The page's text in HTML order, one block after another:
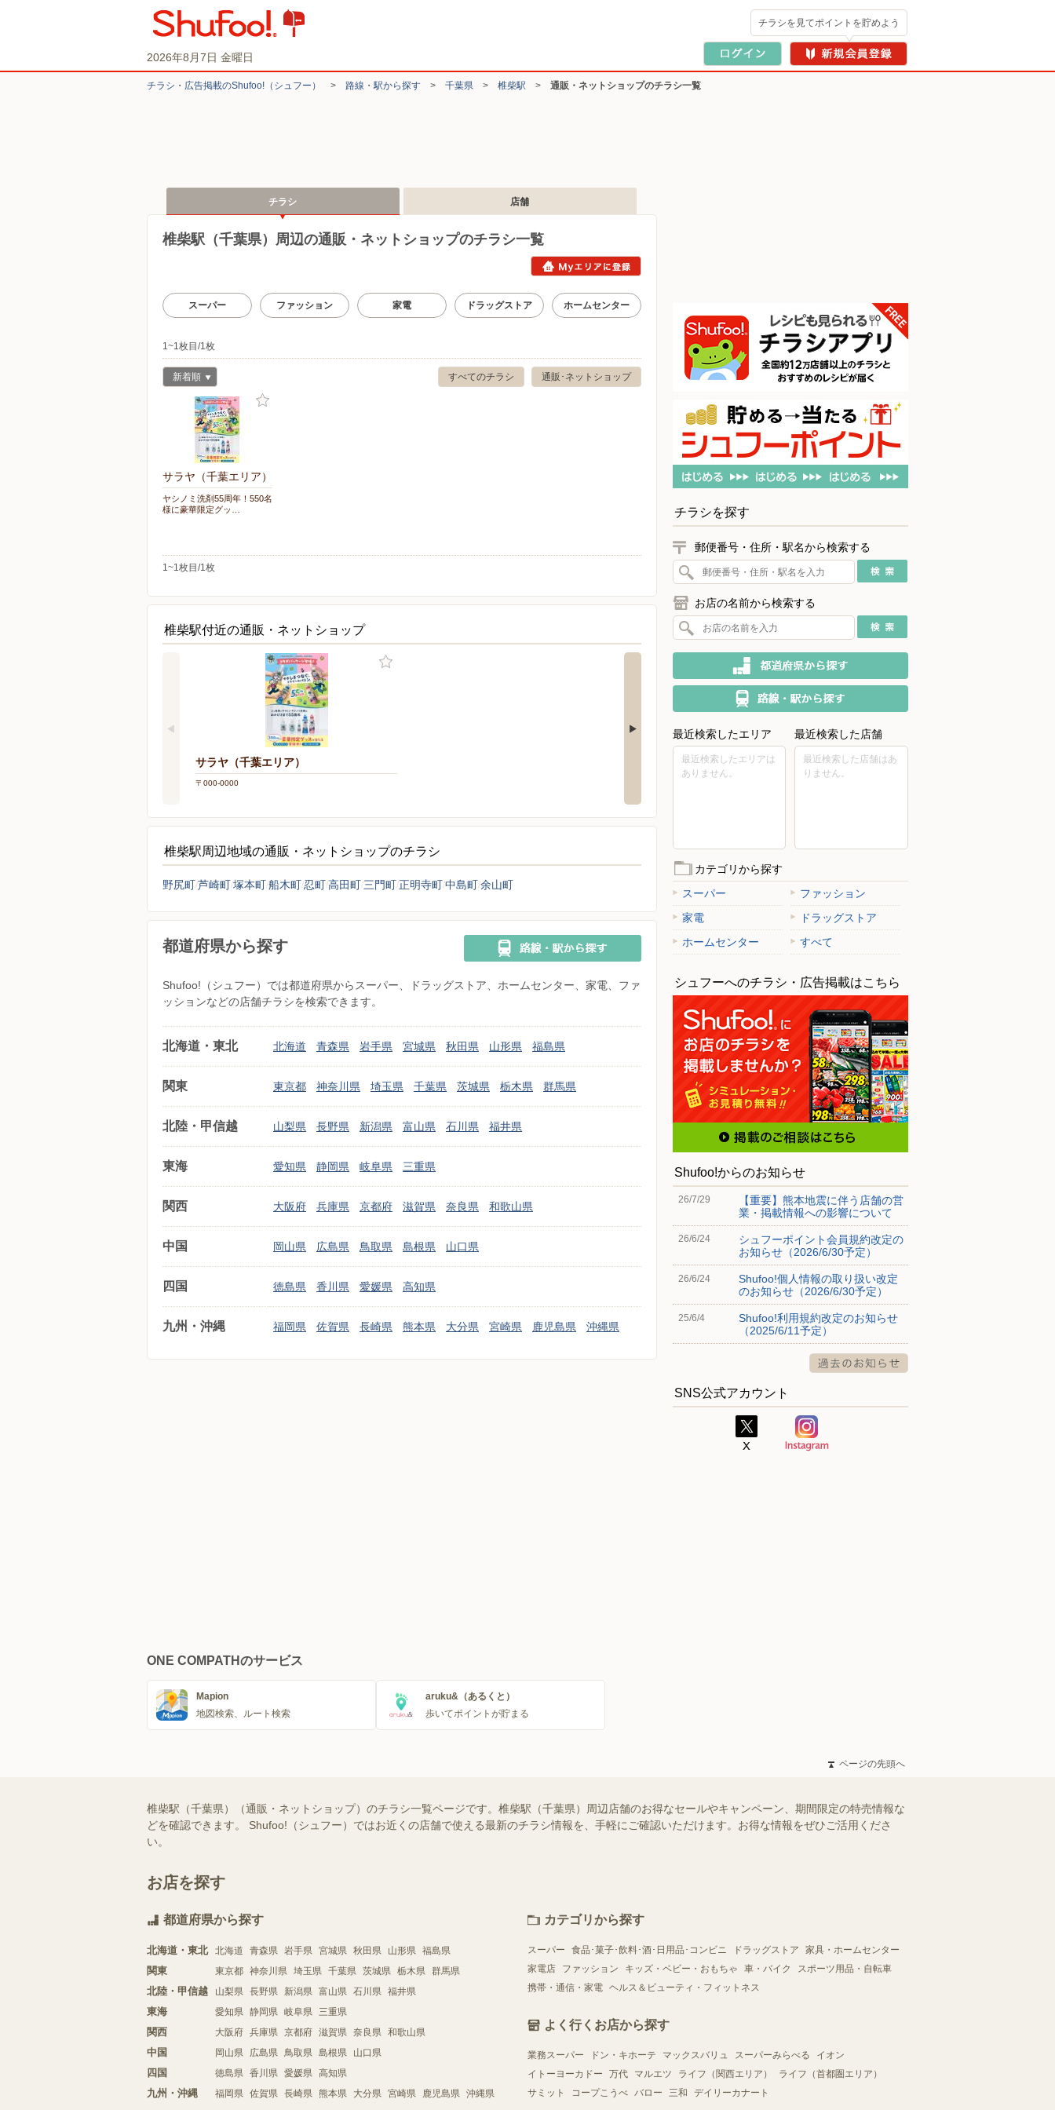
2026年8月7日 金曜日
チラシを見てポイントを貯めよう
チラシ・​広告掲載の​Shufoo!​（シュフー） > 路線・駅から探す > 千葉県 > 椎柴駅 > 通販・ネットショップのチラシ一覧
チラシ 店舗
椎柴駅（千葉県）周辺の通販・ネットショップのチラシ一覧
スーパー ファッション 家電 ドラッグストア ホームセンター
1~1枚目/1枚
通販･ネットショップ
すべてのチラシ
新着順
サラヤ（千葉エリア）
ヤシノミ洗剤55周年！550名
様に豪華限定グッ…
1~1枚目/1枚
椎柴駅付近の通販・ネットショップ
サラヤ（千葉エリア）
〒000-0000
椎柴駅周辺地域の通販・ネットショップのチラシ
野尻町芦崎町塚本町船木町 忍町高田町 三門町正明寺町中島町余山町
都道府県から探す
Shufoo!（シュフー）では都道府県からスーパー、ドラッグストア、ホームセンター、家電、ファ
ッションなどの店舗チラシを検索できます。
北海道・東北 北海道 青森県 岩手県 宮城県 秋田県 山形県 福島県
関東 東京都 神奈川県 埼玉県 千葉県 茨城県 栃木県 群馬県
北陸・甲信越 山梨県 長野県 新潟県 富山県 石川県 福井県
東海 愛知県 静岡県 岐阜県 三重県
関西 大阪府 兵庫県 京都府 滋賀県 奈良県 和歌山県
中国 岡山県 広島県 鳥取県 島根県 山口県
四国 徳島県 香川県 愛媛県 高知県
九州・沖縄 福岡県 佐賀県 長崎県 熊本県 大分県 宮崎県 鹿児島県 沖縄県
チラシを探す
郵便番号・住所・駅名から検索する
お店の名前から検索する
最近検索したエリア
最近検索したエリアは
ありません。
最近検索した店舗
最近検索した店舗はあ
りません。
カテゴリから探す
スーパー
ファッション
家電
ドラッグストア
ホームセンター
すべて
シュフーへのチラシ・広告掲載はこちら
Shufoo!からのお知らせ
26/7/29
【重要】熊本地震に伴う店舗の営
業・掲載情報への影響について
26/6/24
シュフーポイント会員規約改定の
お知らせ（2026/6/30予定）
26/6/24
Shufoo!個人情報の取り扱い改定
のお知らせ（2026/6/30予定）
25/6/4
Shufoo!利用規約改定のお知らせ
（2025/6/11予定）
SNS公式アカウント
ONE COMPATHのサービス
Mapion
地図検索、ルート検索
aruku&（あるくと）
歩いてポイントが貯まる
ページの先頭へ
椎柴駅（千葉県）（通販・ネットショップ）のチラシ一覧ページです。椎柴駅（千葉県）周辺店舗のお得なセールやキャンペーン、期間限定の特売情報な
どを確認できます。 Shufoo!（シュフー）ではお近くの店舗で使える最新のチラシ情報を、手軽にご確認いただけます。お得な情報をぜひご活用くださ
い。
お店を探す
都道府県から探す
北海道・東北 北海道 青森県 岩手県 宮城県 秋田県 山形県 福島県
関東 東京都 神奈川県 埼玉県 千葉県 茨城県 栃木県 群馬県
北陸・甲信越 山梨県 長野県 新潟県 富山県 石川県 福井県
東海 愛知県 静岡県 岐阜県 三重県
関西 大阪府 兵庫県 京都府 滋賀県 奈良県 和歌山県
中国 岡山県 広島県 鳥取県 島根県 山口県
四国 徳島県 香川県 愛媛県 高知県
九州・沖縄 福岡県 佐賀県 長崎県 熊本県 大分県 宮崎県 鹿児島県 沖縄県
カテゴリから探す
スーパー 食品･菓子･飲料･酒･日用品･コンビニ ドラッグストア
家具・ホームセンター
家電店
ファッション キッズ・ベビー・おもちゃ 車・バイク
スポーツ用品・自転車
携帯・通信・家電 ヘルス＆ビューティ・フィットネス
よく行くお店から探す
業務スーパー ドン・キホーテ マックスバリュ スーパーみらべる
イオン
イトーヨーカドー
万代 マルエツ ライフ（関西エリア）
ライフ（首都圏エリア）
サミット
コープこうべ バロー 三和 デイリーカナート